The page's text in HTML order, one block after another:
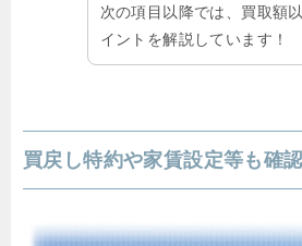
次の項目以降では、買取額
イントを解説しています！
買戻し特約や家賃設定等も確